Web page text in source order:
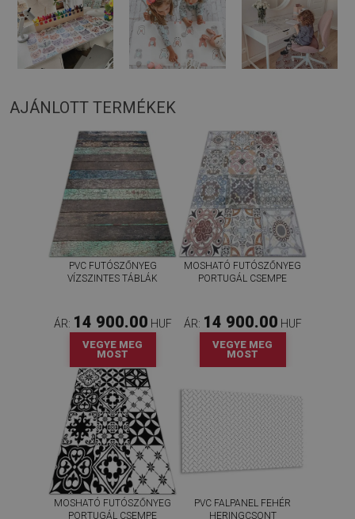
AJÁNLOTT TERMÉKEK
PVC FUTÓSZŐNYEG
VÍZSZINTES TÁBLÁK
ÁR: 14 900.00 HUF
VEGYE MEG
MOST
MOSHATÓ FUTÓSZŐNYEG
PORTUGÁL CSEMPE
ÁR: 14 900.00 HUF
VEGYE MEG
MOST
MOSHATÓ FUTÓSZŐNYEG
PORTUGÁL CSEMPE
PVC FALPANEL FEHÉR
HERINGCSONT